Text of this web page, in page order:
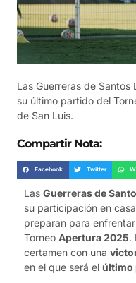
Las Guerreras de Santos
su último partido del
de San Luis.
Compartir Nota:
Facebook Twitter
Las Guerreras de
su participación en
preparan para
Torneo Apertura 2025.
certamen con una
en el que será el último